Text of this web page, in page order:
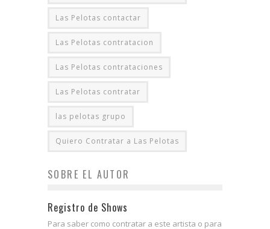
Las Pelotas contactar
Las Pelotas contratacion
Las Pelotas contrataciones
Las Pelotas contratar
las pelotas grupo
Quiero Contratar a Las Pelotas
SOBRE EL AUTOR
Registro de Shows
Para saber como contratar a este artista o para